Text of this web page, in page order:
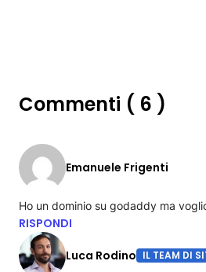
Commenti ( 6 )
Emanuele Frigenti
Ho un dominio su godaddy ma
RISPONDI
Luca Rodino IL TEAM DI